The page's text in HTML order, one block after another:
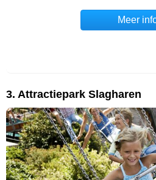
Meer
3. Attractiepark Slagharen